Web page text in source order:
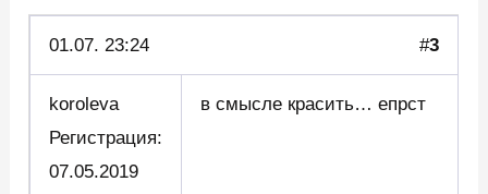
01.07. 23:24 #3
koroleva
Регистрация:
07.05.2019
в смысле красить… епрст